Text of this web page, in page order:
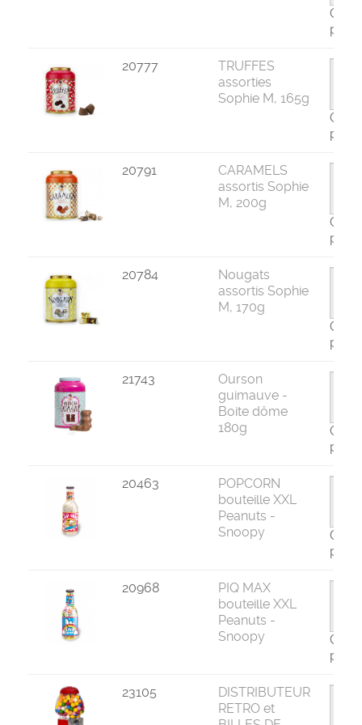
par
20777
TRUFFES
assorties
Sophie M, 165g
par
20791
CARAMELS
assortis Sophie
M, 200g
par
20784
Nougats
assortis Sophie
M, 170g
par
21743
Ourson
guimauve -
Boite dôme
180g
par
20463
POPCORN
bouteille XXL
Peanuts -
Snoopy
par 6
20968
PIQ MAX
bouteille XXL
Peanuts -
Snoopy
par 6
23105
DISTRIBUTEUR
RETRO et